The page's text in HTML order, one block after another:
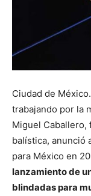
Ciudad de
trabajando por la
Miguel
balística, anunció
para México en
lanzamiento de
blindadas para